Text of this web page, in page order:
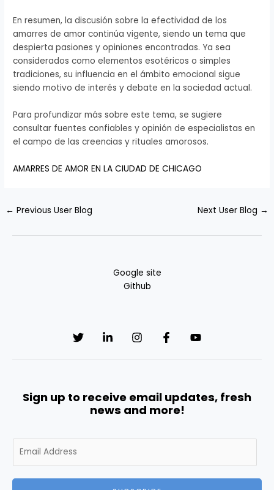
En resumen, la discusión sobre la efectividad de los
amarres de amor continúa vigente, siendo un tema que
despierta pasiones y opiniones encontradas. Ya sea
considerados como elementos esotéricos o simples
tradiciones, su influencia en el ámbito emocional sigue
siendo motivo de interés y debate en la sociedad actual.
Para profundizar más sobre este tema, se sugiere
consultar fuentes confiables y opinión de especialistas en
el campo de las creencias y rituales amorosos.
AMARRES DE AMOR EN LA CIUDAD DE CHICAGO
← Previous User Blog Next User Blog →
Google site
Github
Sign up to receive email updates, fresh
news and more!
m
i